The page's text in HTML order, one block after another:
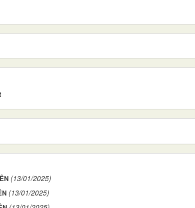
(13/01/2025)
(13/01/2025)